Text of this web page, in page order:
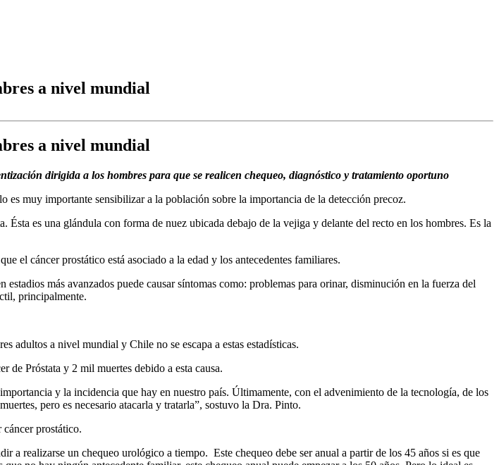
a nivel mundial
a nivel mundial
dirigida a los hombres para que se realicen chequeo, diagnóstico y tratamiento oportuno
muy importante sensibilizar a la población sobre la importancia de la detección precoz.
es una glándula con forma de nuez ubicada debajo de la vejiga y delante del recto en los hombres. Es la
el cáncer prostático está asociado a la edad y los antecedentes familiares.
más avanzados puede causar síntomas como: problemas para orinar, disminución en la fuerza del
principalmente.
adultos a nivel mundial y Chile no se escapa a estas estadísticas.
de Próstata y 2 mil muertes debido a esta causa.
y la incidencia que hay en nuestro país. Últimamente, con el advenimiento de la tecnología, de los
pero es necesario atacarla y tratarla”, sostuvo la Dra. Pinto.
prostático.
a realizarse un chequeo urológico a tiempo. Este chequeo debe ser anual a partir de los 45 años si es que